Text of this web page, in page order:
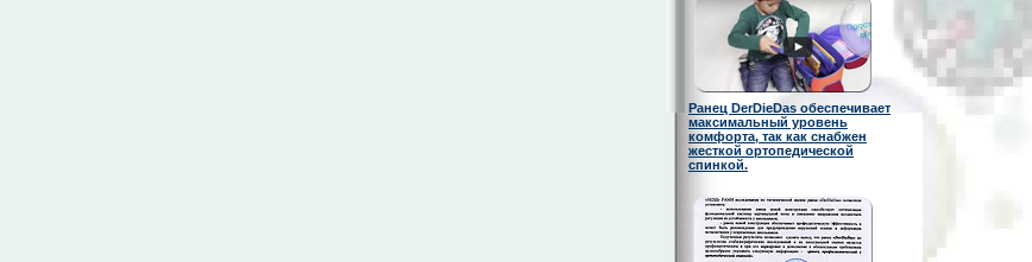
Ранец DerDieDas обеспечивает
максимальный уровень
комфорта, так как снабжен
жесткой ортопедической
спинкой.